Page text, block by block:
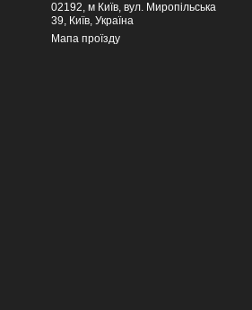
02192, м Київ, вул. Миропільська
39, Київ, Україна
Мапа проїзду